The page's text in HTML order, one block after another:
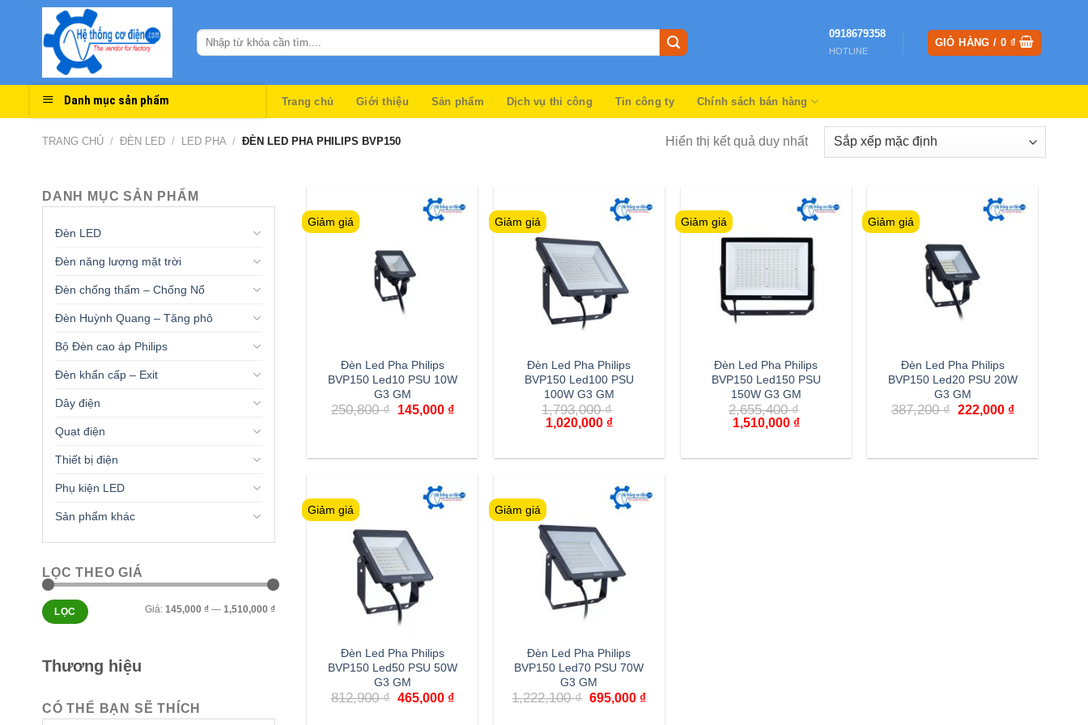
0918679358
HOTLINE
GIỎ HÀNG / 0 ₫
Danh mục sản phẩm Trang chủ Giới thiệu Sản phẩm Dịch vụ thi công Tin công ty Chính sách bán hàng
TRANG CHỦ / ĐÈN LED / LED PHA / ĐÈN LED PHA PHILIPS BVP150 Hiển thị kết quả duy nhất
DANH MỤC SẢN PHẨM
Đèn LED
Đèn năng lượng mặt trời
Đèn chống thấm – Chống Nổ
Đèn Huỳnh Quang – Tăng phô
Bộ Đèn cao áp Philips
Đèn khẩn cấp – Exit
Dây điện
Quạt điện
Thiết bị điện
Phụ kiện LED
Sản phẩm khác
LỌC THEO GIÁ
Giá
tối
thiểu
Giá
tối
đa
LỌC Giá: 145,000 ₫— 1,510,000 ₫
Thương hiệu
CÓ THỂ BẠN SẼ THÍCH
Giảm giá
Đèn Led Pha Philips
BVP150 Led10 PSU 10W
G3 GM
250,800₫
Giá
145,000 ₫Giá
145,000 ₫.
Giảm giá
Đèn Led Pha Philips
BVP150 Led100 PSU
100W G3 GM
1,793,000₫
Giá
1,793,000 ₫.
1,020,000 ₫Giá
là:
Giảm giá
Đèn Led Pha Philips
BVP150 Led150 PSU
150W G3 GM
2,655,400₫
Giá
2,655,400 ₫.
1,510,000 ₫Giá
là:
Giảm giá
Đèn Led Pha Philips
BVP150 Led20 PSU 20W
G3 GM
387,200₫ Giá
222,000 ₫Giá
222,000 ₫.
Giảm giá
Đèn Led Pha Philips
BVP150 Led50 PSU 50W
G3 GM
812,900₫ Giá
465,000 ₫Giá
Giảm giá
Đèn Led Pha Philips
BVP150 Led70 PSU 70W
G3 GM
1,222,100₫ Giá
695,000 ₫Giá